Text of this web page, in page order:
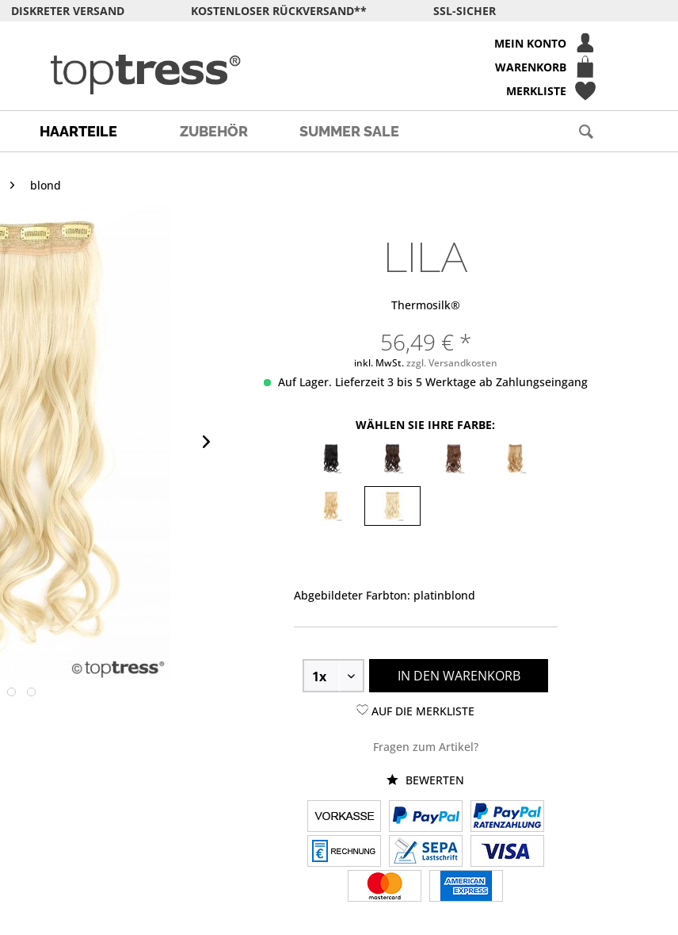
DISKRETER VERSAND KOSTENLOSER RÜCKVERSAND** SSL-SICHER
MEIN KONTO
WARENKORB
MERKLISTE
HAARTEILE ZUBEHÖR SUMMER SALE
blond
LILA
Thermosilk®
56,49 € *
inkl. MwSt.zzgl. Versandkosten
Auf Lager. Lieferzeit 3 bis 5 Werktage ab Zahlungseingang
WÄHLEN SIE IHRE FARBE:
Abgebildeter Farbton: platinblond
IN DEN WARENKORB
AUF DIE MERKLISTE
Fragen zum Artikel?
BEWERTEN